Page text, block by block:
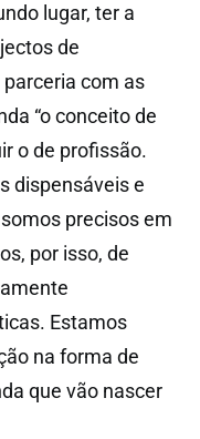
lugar, ter a
de
com as
“o conceito de
o de profissão.
dispensáveis e
precisos em
por isso, de
Estamos
na forma de
que vão nascer